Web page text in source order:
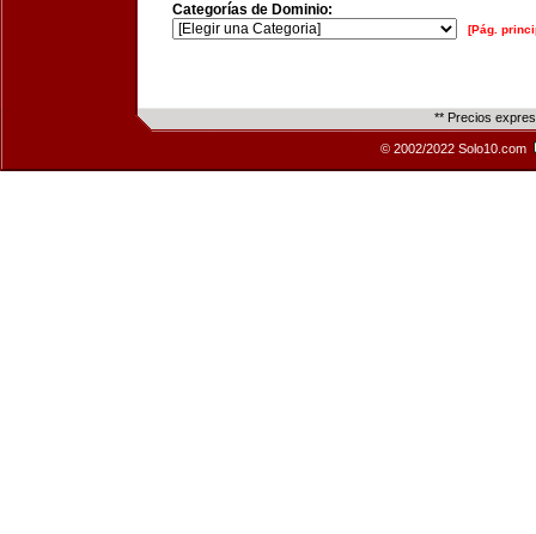
Categorías de Dominio:
[Pág.
** Precios
© 2002/2022 Solo10.com